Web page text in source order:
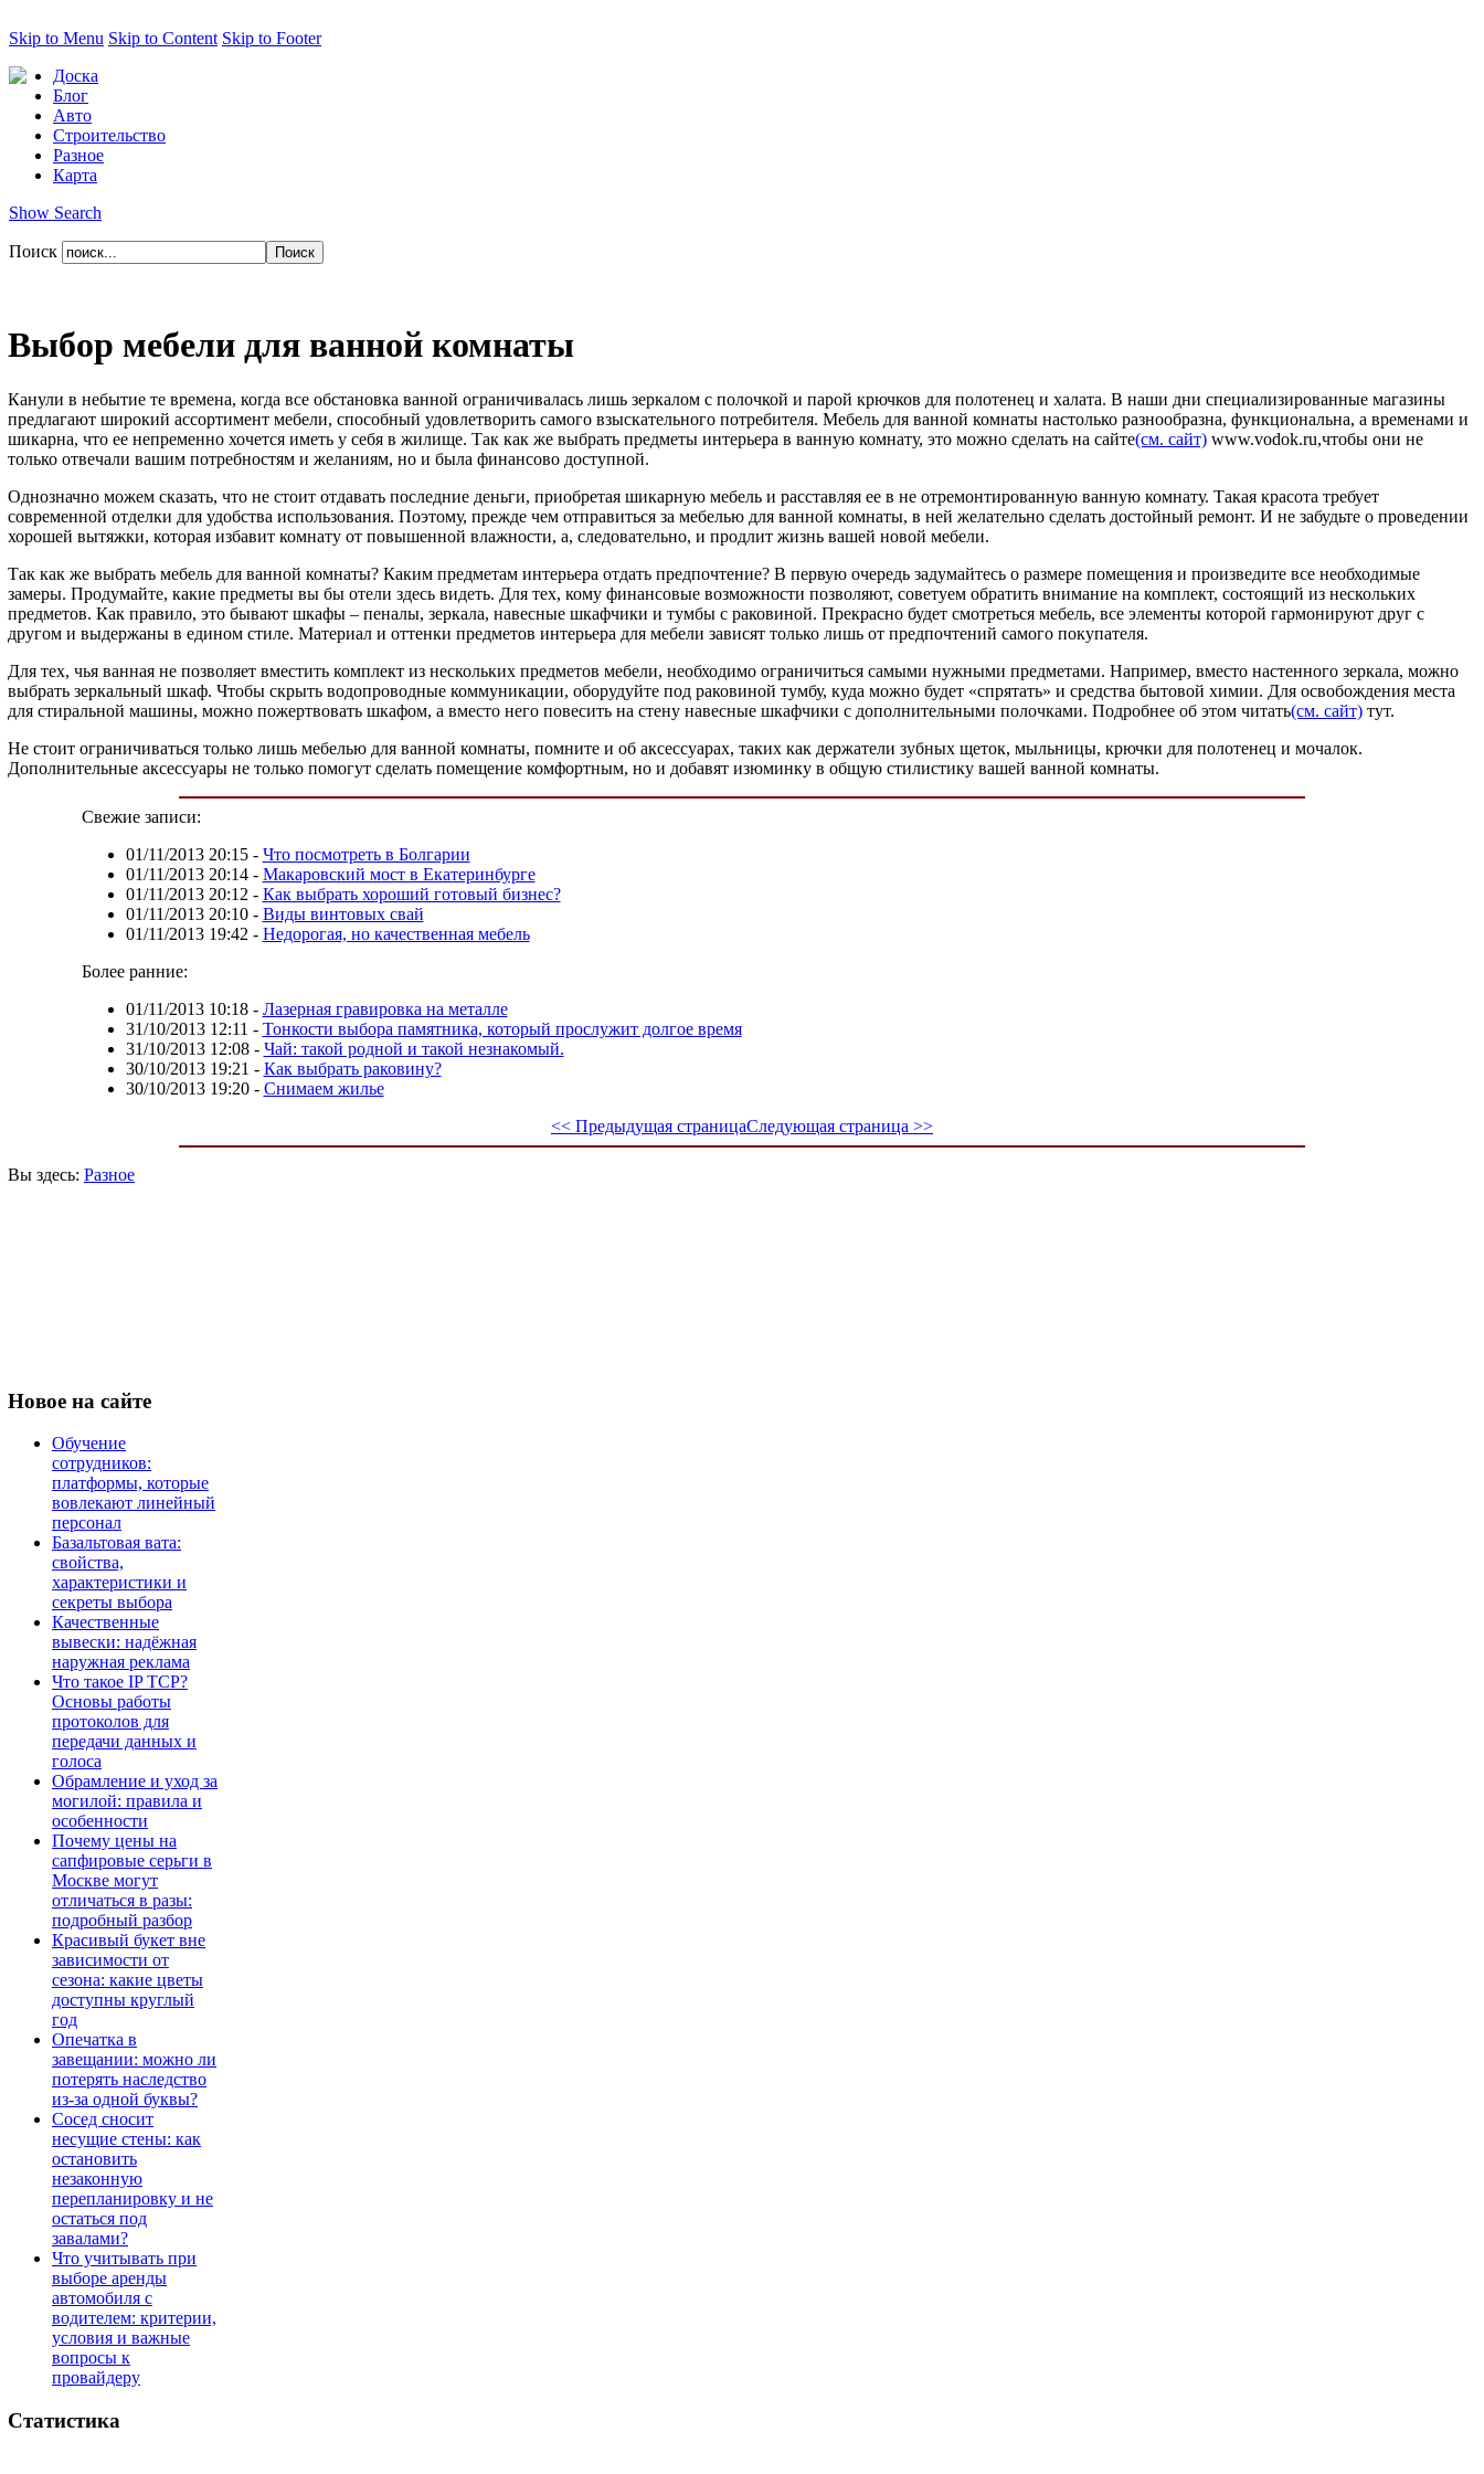
Skip to Menu Skip to Content Skip to Footer
Доска
Блог
Авто
Строительство
Разное
Карта
Show Search
Поиск
Выбор мебели для ванной комнаты
Канули в небытие те времена, когда все обстановка ванной ограничивалась лишь зеркалом с полочкой и парой крючков для полотенец и халата. В наши дни специализированные магазины
предлагают широкий ассортимент мебели, способный удовлетворить самого взыскательного потребителя. Мебель для ванной комнаты настолько разнообразна, функциональна, а временами и
шикарна, что ее непременно хочется иметь у себя в жилище. Так как же выбрать предметы интерьера в ванную комнату, это можно сделать на сайте(см. сайт) www.vodok.ru,чтобы они не
только отвечали вашим потребностям и желаниям, но и была финансово доступной.
Однозначно можем сказать, что не стоит отдавать последние деньги, приобретая шикарную мебель и расставляя ее в не отремонтированную ванную комнату. Такая красота требует
современной отделки для удобства использования. Поэтому, прежде чем отправиться за мебелью для ванной комнаты, в ней желательно сделать достойный ремонт. И не забудьте о проведении
хорошей вытяжки, которая избавит комнату от повышенной влажности, а, следовательно, и продлит жизнь вашей новой мебели.
Так как же выбрать мебель для ванной комнаты? Каким предметам интерьера отдать предпочтение? В первую очередь задумайтесь о размере помещения и произведите все необходимые
замеры. Продумайте, какие предметы вы бы отели здесь видеть. Для тех, кому финансовые возможности позволяют, советуем обратить внимание на комплект, состоящий из нескольких
предметов. Как правило, это бывают шкафы – пеналы, зеркала, навесные шкафчики и тумбы с раковиной. Прекрасно будет смотреться мебель, все элементы которой гармонируют друг с
другом и выдержаны в едином стиле. Материал и оттенки предметов интерьера для мебели зависят только лишь от предпочтений самого покупателя.
Для тех, чья ванная не позволяет вместить комплект из нескольких предметов мебели, необходимо ограничиться самыми нужными предметами. Например, вместо настенного зеркала, можно
выбрать зеркальный шкаф. Чтобы скрыть водопроводные коммуникации, оборудуйте под раковиной тумбу, куда можно будет «спрятать» и средства бытовой химии. Для освобождения места
для стиральной машины, можно пожертвовать шкафом, а вместо него повесить на стену навесные шкафчики с дополнительными полочками. Подробнее об этом читать(см. сайт) тут.
Не стоит ограничиваться только лишь мебелью для ванной комнаты, помните и об аксессуарах, таких как держатели зубных щеток, мыльницы, крючки для полотенец и мочалок.
Дополнительные аксессуары не только помогут сделать помещение комфортным, но и добавят изюминку в общую стилистику вашей ванной комнаты.
Свежие записи:
01/11/2013 20:15- Что посмотреть в Болгарии
01/11/2013 20:14- Макаровский мост в Екатеринбурге
01/11/2013 20:12 - Как выбрать хороший готовый бизнес?
01/11/2013 20:10- Виды винтовых свай
01/11/2013 19:42 - Недорогая, но качественная мебель
Более ранние:
01/11/2013 10:18- Лазерная гравировка на металле
31/10/2013 12:11 - Тонкости выбора памятника, который прослужит долгое время
31/10/2013 12:08- Чай: такой родной и такой незнакомый.
30/10/2013 19:21 - Как выбрать раковину?
30/10/2013 19:20- Снимаем жилье
<< Предыдущая страницаСледующая страница >>
Вы здесь: Разное
Новое на сайте
Обучение
сотрудников:
платформы, которые
вовлекают линейный
персонал
Базальтовая вата:
свойства,
характеристики и
секреты выбора
Качественные
вывески: надёжная
наружная реклама
Что такое IP TCP?
Основы работы
протоколов для
передачи данных и
голоса
Обрамление и уход за
могилой: правила и
особенности
Почему цены на
сапфировые серьги в
Москве могут
отличаться в разы:
подробный разбор
Красивый букет вне
зависимости от
сезона: какие цветы
доступны круглый
год
Опечатка в
завещании: можно ли
потерять наследство
из-за одной буквы?
Сосед сносит
несущие стены: как
остановить
незаконную
перепланировку и не
остаться под
завалами?
Что учитывать при
выборе аренды
автомобиля с
водителем: критерии,
условия и важные
вопросы к
провайдеру
Статистика